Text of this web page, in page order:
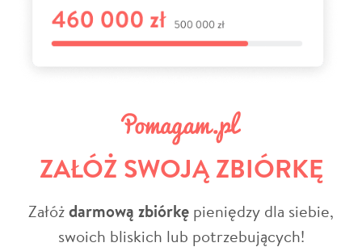
ZAŁÓŻ SWOJĄ ZBIÓRKĘ
Załóżdarmową zbiórkę pieniędzy dla siebie,
swoich bliskich lub potrzebujących!